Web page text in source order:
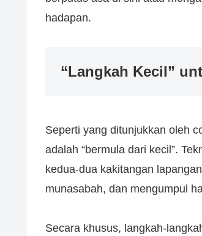
hadapan.
“Langkah Kecil”
Seperti yang ditunjukkan oleh
adalah “bermula dari kecil”.
kedua-dua kakitangan
munasabah, dan mengumpul
Secara khusus, langkah-